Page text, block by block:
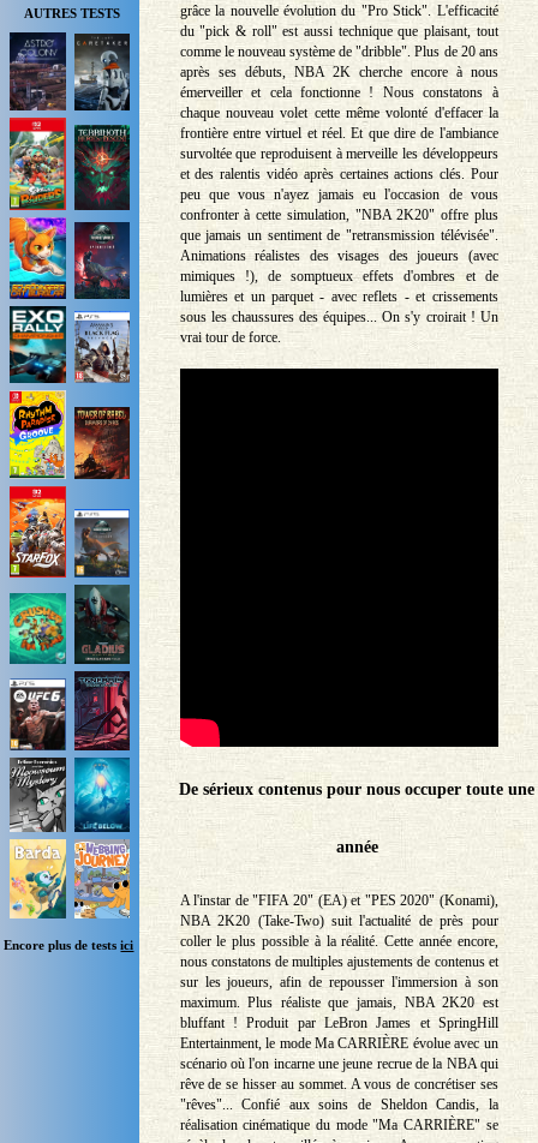
AUTRES TESTS
Encore plus de testsici
grâce la nouvelle évolution du "Pro Stick". L'efficacité
du "pick & roll" est aussi technique que plaisant, tout
comme le nouveau système de "dribble". Plus de 20 ans
après ses débuts, NBA 2K cherche encore à nous
émerveiller et cela fonctionne ! Nous constatons à
chaque nouveau volet cette même volonté d'effacer la
frontière entre virtuel et réel. Et que dire de l'ambiance
survoltée que reproduisent à merveille les développeurs
et des ralentis vidéo après certaines actions clés. Pour
peu que vous n'ayez jamais eu l'occasion de vous
confronter à cette simulation, "NBA 2K20" offre plus
que jamais un sentiment de "retransmission télévisée".
Animations réalistes des visages des joueurs (avec
mimiques !), de somptueux effets d'ombres et de
lumières et un parquet - avec reflets - et crissements
sous les chaussures des équipes... On s'y croirait ! Un
vrai tour de force.
De sérieux contenus pour nous occuper toute une
année
A l'instar de "FIFA 20" (EA) et "PES 2020" (Konami),
NBA 2K20 (Take-Two) suit l'actualité de près pour
coller le plus possible à la réalité. Cette année encore,
nous constatons de multiples ajustements de contenus et
sur les joueurs, afin de repousser l'immersion à son
maximum. Plus réaliste que jamais, NBA 2K20 est
bluffant ! Produit par LeBron James et SpringHill
Entertainment, le mode Ma CARRIÈRE évolue avec un
scénario où l'on incarne une jeune recrue de la NBA qui
rêve de se hisser au sommet. A vous de concrétiser ses
"rêves"... Confié aux soins de Sheldon Candis, la
réalisation cinématique du mode "Ma CARRIÈRE" se